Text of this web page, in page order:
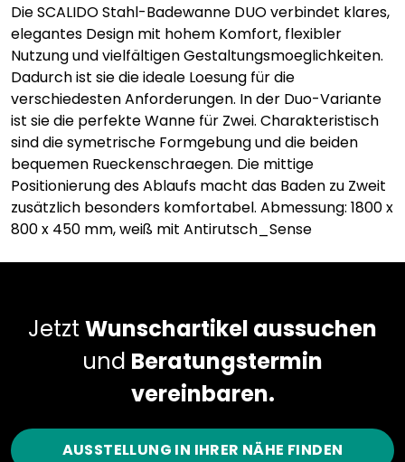
Die SCALIDO Stahl-Badewanne DUO verbindet klares,
elegantes Design mit hohem Komfort, flexibler
Nutzung und vielfältigen Gestaltungsmoeglichkeiten.
Dadurch ist sie die ideale Loesung für die
verschiedesten Anforderungen. In der Duo-Variante
ist sie die perfekte Wanne für Zwei. Charakteristisch
sind die symetrische Formgebung und die beiden
bequemen Rueckenschraegen. Die mittige
Positionierung des Ablaufs macht das Baden zu Zweit
zusätzlich besonders komfortabel. Abmessung: 1800 x
800 x 450 mm, weiß mit Antirutsch_Sense
Jetzt Wunschartikel aussuchen
und Beratungstermin
vereinbaren.
AUSSTELLUNG IN IHRER NÄHE FINDEN